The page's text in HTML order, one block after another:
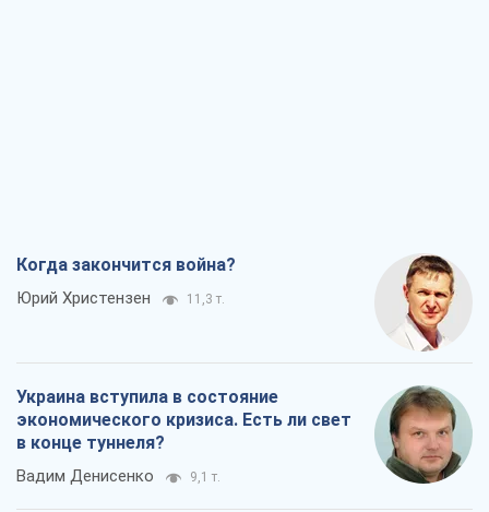
Когда закончится война?
Юрий Христензен 11,3 т.
Украина вступила в состояние
экономического кризиса. Есть ли свет
в конце туннеля?
Вадим Денисенко 9,1 т.